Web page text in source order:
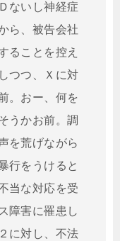
ないし神経症
ら、被告会社
ることを控え
つつ、Ｘに対
。おー、何を
うかお前。調
を荒げながら
行をうけると
当な対応を受
障害に罹患し
に対し、不法